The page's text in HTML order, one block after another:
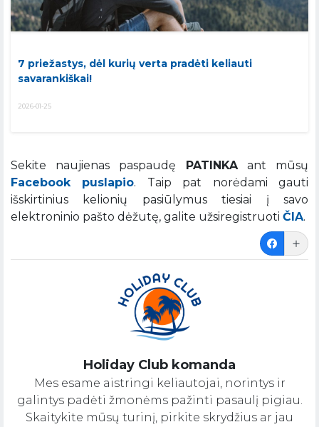
7 priežastys, dėl kurių verta pradėti keliauti
savarankiškai!
2026-01-25
Sekite naujienas paspaudę PATINKAant mūsų
Facebook puslapio. Taip pat norėdami gauti
išskirtinius kelionių pasiūlymus tiesiai į savo
elektroninio pašto dėžutę, galite užsiregistruoti ČIA.
Holiday Club komanda
Mes esame aistringi keliautojai, norintys ir
galintys padėti žmonėms pažinti pasaulį pigiau.
Skaitykite mūsų turinį, pirkite skrydžius ar jau